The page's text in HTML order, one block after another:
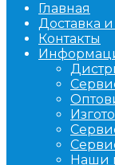
Главная
Доставка и
Контакты
Наши